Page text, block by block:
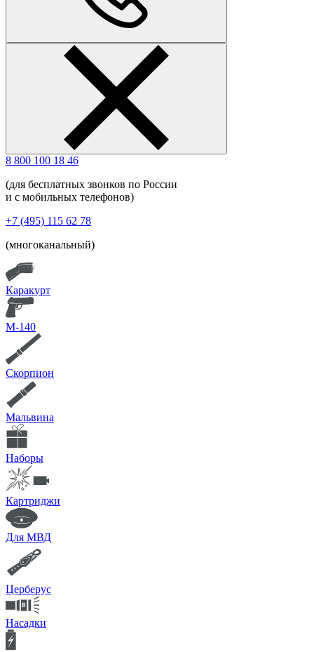
8 800 100 18 46
(для бесплатных звонков по России
и с мобильных телефонов)
+7 (495) 115 62 78
(многоканальный)
Каракурт
М-140
Скорпион
Мальвина
Наборы
Картриджи
Для МВД
Церберус
Насадки